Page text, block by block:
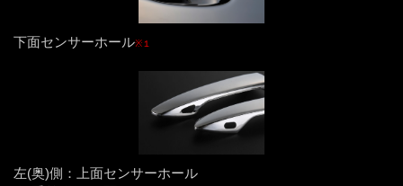
下面センサーホール※１
左(奥)側：上面センサーホール